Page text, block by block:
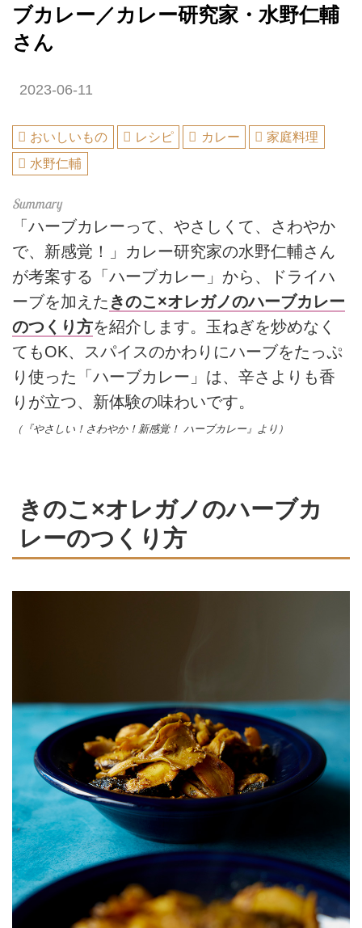
ブカレー／カレー研究家・水野仁輔
さん
2023-06-11
おいしいもの レシピ カレー
家庭料理
水野仁輔
「ハーブカレーって、やさしくて、さわやか
で、新感覚！」カレー研究家の水野仁輔さん
が考案する「ハーブカレー」から、ドライハ
ーブを加えた きのこ×オレガノのハーブカレー
のつくり方を紹介します。玉ねぎを炒めなく
てもOK、スパイスのかわりにハーブをたっぷ
り使った「ハーブカレー」は、辛さよりも香
りが立つ、新体験の味わいです。
（『やさしい！さわやか！新感覚！ ハーブカレー』より）
きのこ×オレガノのハーブカ
レーのつくり方